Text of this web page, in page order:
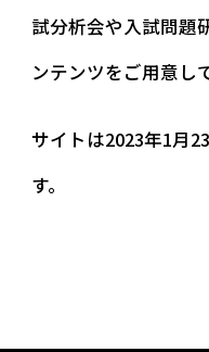
試分析会や入試問題
ンテンツをご用意し
サイトは2023年1月
す。